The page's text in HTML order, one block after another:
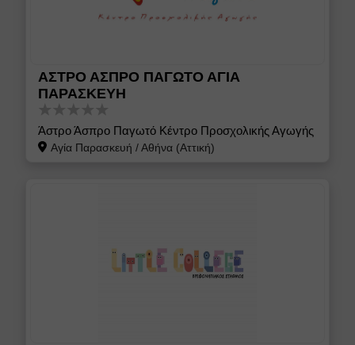
ΑΣΤΡΟ ΑΣΠΡΟ ΠΑΓΩΤΟ ΑΓΙΑ
ΠΑΡΑΣΚΕΥΗ
Άστρο Άσπρο Παγωτό Κέντρο Προσχολικής Αγωγής
Αγία Παρασκευή /Αθήνα (Αττική)